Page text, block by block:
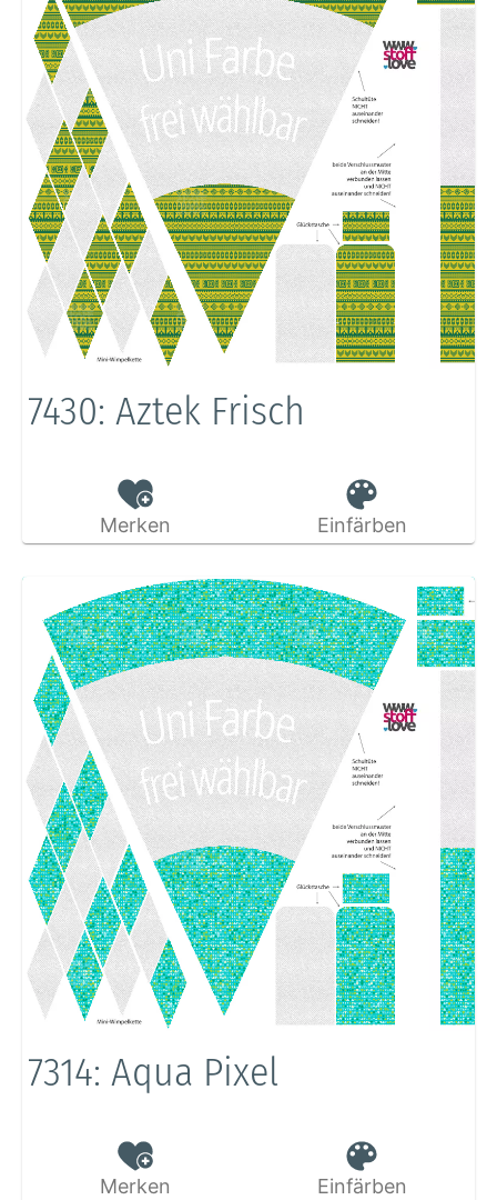
7430: Aztek Frisch
Merken Einfärben
7314: Aqua Pixel
Merken Einfärben